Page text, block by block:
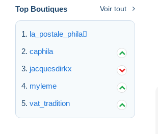
Top Boutiques Voir tout
la_postale_phila
caphila
jacquesdirkx
myleme
vat_tradition